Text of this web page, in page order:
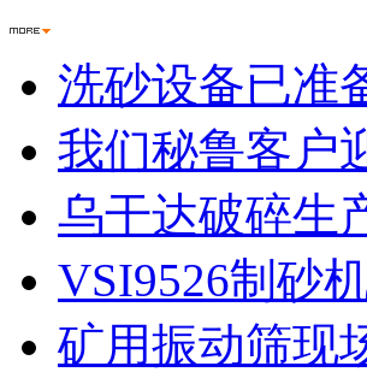
洗砂设备已准
我们秘鲁客户
乌干达破碎生
VSI9526制砂
矿用振动筛现